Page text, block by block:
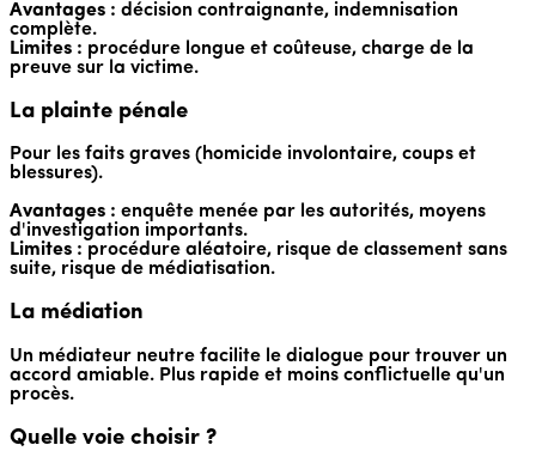
Avantages : décision contraignante, indemnisation
complète.
Limites : procédure longue et coûteuse, charge de la
preuve sur la victime.
La plainte pénale
Pour les faits graves (homicide involontaire, coups et
blessures).
Avantages : enquête menée par les autorités, moyens
d'investigation importants.
Limites : procédure aléatoire, risque de classement sans
suite, risque de médiatisation.
La médiation
Un médiateur neutre facilite le dialogue pour trouver un
accord amiable. Plus rapide et moins conflictuelle qu'un
procès.
Quelle voie choisir ?